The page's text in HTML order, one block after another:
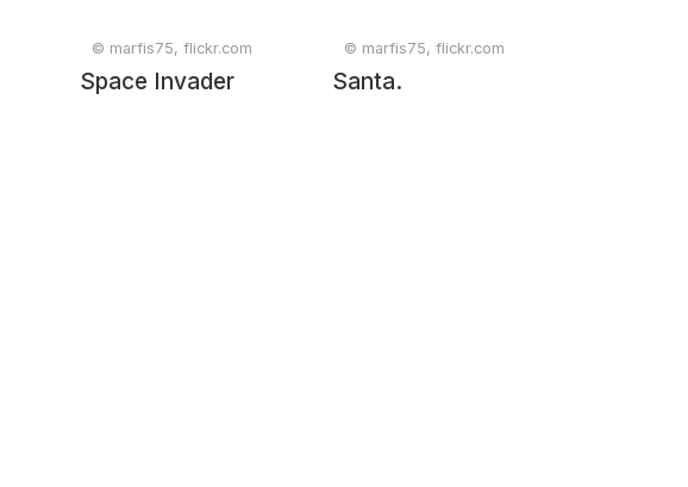
© marfis75, flickr.com
Space Invader
© marfis75, flickr.com
Santa.